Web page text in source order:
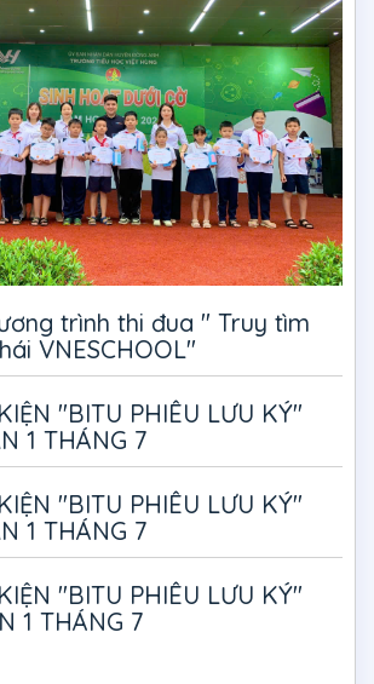
trình thi đua " Truy tìm
VNESCHOOL"
"BITU PHIÊU LƯU KÝ"
1 THÁNG 7
"BITU PHIÊU LƯU KÝ"
1 THÁNG 7
"BITU PHIÊU LƯU KÝ"
1 THÁNG 7